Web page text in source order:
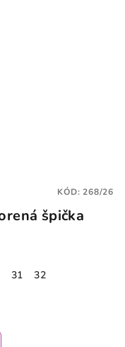
špička
31
32
KÓD:268/26